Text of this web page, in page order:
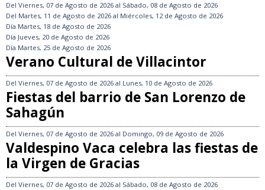
Del Viernes, 07 de Agosto de 2026 al Sábado, 08 de Agosto de 2026
Del Martes, 11 de Agosto de 2026 al Miércoles, 12 de Agosto de 2026
Día Martes, 18 de Agosto de 2026
Día Jueves, 20 de Agosto de 2026
Día Martes, 25 de Agosto de 2026
Verano Cultural de Villacintor
Del Viernes, 07 de Agosto de 2026 al Lunes, 10 de Agosto de 2026
Fiestas del barrio de San Lorenzo de
Sahagún
Del Viernes, 07 de Agosto de 2026 al Domingo, 09 de Agosto de 2026
Valdespino Vaca celebra las fiestas de
la Virgen de Gracias
Del Viernes, 07 de Agosto de 2026 al Sábado, 08 de Agosto de 2026